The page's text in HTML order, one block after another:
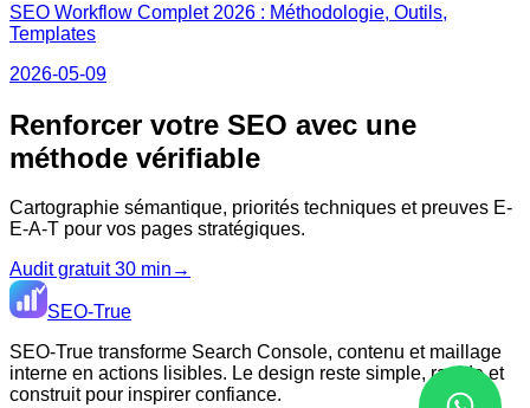
SEO Workflow Complet 2026 : Méthodologie, Outils,
Templates
2026-05-09
Renforcer votre SEO avec une
méthode vérifiable
Cartographie sémantique, priorités techniques et preuves E-
E-A-T pour vos pages stratégiques.
Audit gratuit 30 min →
SEO-True
SEO-True transforme Search Console, contenu et maillage
interne en actions lisibles. Le design reste simple, rapide et
construit pour inspirer confiance.